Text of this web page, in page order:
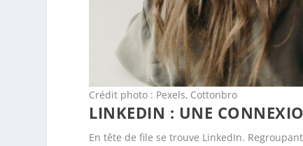
Crédit photo : Pexels, Cottonbro
LINKEDIN : UNE
En tête de file se trouve LinkedIn.